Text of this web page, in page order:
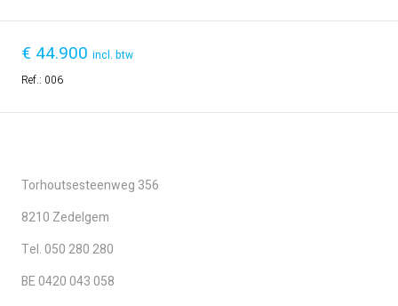
€ 44.900 incl. btw
Ref.: 006
Torhoutsesteenweg 356
8210 Zedelgem
Tel. 050 280 280
BE 0420 043 058